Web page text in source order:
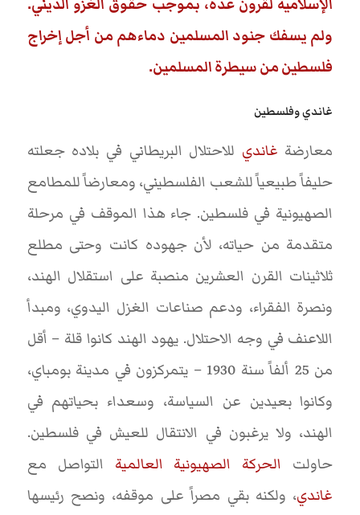
ولم يسفك جنود المسلمين دماءهم من أجل إخراج
فلسطين من سيطرة المسلمين.
غاندي وفلسطين
معارضة غاندي للاحتلال البريطاني في بلاده جعلته
حليفاً طبيعياً للشعب الفلسطيني، ومعارضاً للمطامع
الصهيونية في فلسطين. جاء هذا الموقف في مرحلة
متقدمة من حياته، لأن جهوده كانت وحتى مطلع
ثلاثينات القرن العشرين منصبة على استقلال الهند،
ونصرة الفقراء، ودعم صناعات الغزل اليدوي، ومبدأ
اللاعنف في وجه الاحتلال. يهود الهند كانوا قلة – أقل
من 25 ألفاً سنة 1930 – يتمركزون في مدينة بومباي،
وكانوا بعيدين عن السياسة، وسعداء بحياتهم في
الهند، ولا يرغبون في الانتقال للعيش في فلسطين.
حاولت الحركة الصهيونية العالمية التواصل مع
غاندي، ولكنه بقي مصراً على موقفه، ونصح رئيسها